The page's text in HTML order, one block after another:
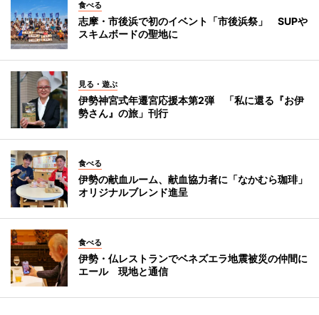
食べる
志摩・市後浜で初のイベント「市後浜祭」 SUPや
スキムボードの聖地に
見る・遊ぶ
伊勢神宮式年遷宮応援本第2弾 「私に還る『お伊
勢さん』の旅」刊行
食べる
伊勢の献血ルーム、献血協力者に「なかむら珈琲」
オリジナルブレンド進呈
食べる
伊勢・仏レストランでベネズエラ地震被災の仲間に
エール 現地と通信